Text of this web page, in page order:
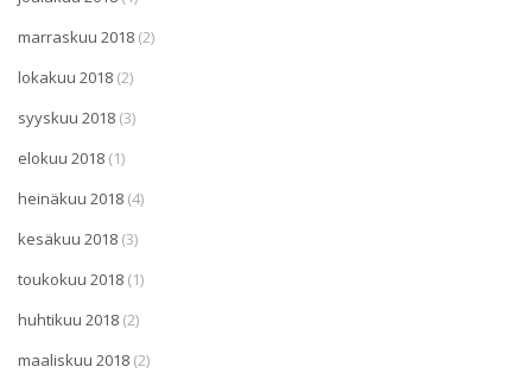
marraskuu 2018 (2)
lokakuu 2018 (2)
syyskuu 2018 (3)
elokuu 2018 (1)
heinäkuu 2018 (4)
kesäkuu 2018 (3)
toukokuu 2018 (1)
huhtikuu 2018 (2)
maaliskuu 2018 (2)